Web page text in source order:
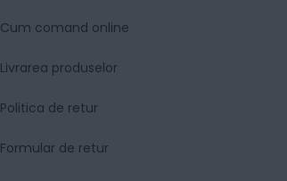
Cum comand online
Livrarea produselor
Politica de retur
Formular de retur